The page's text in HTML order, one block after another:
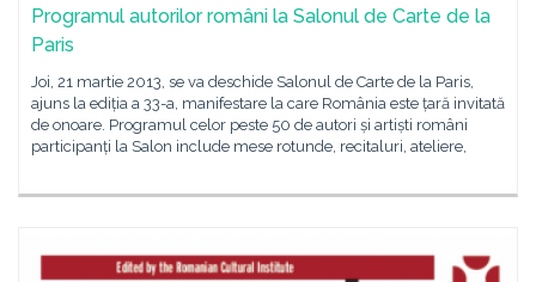
Programul autorilor români la Salonul de Carte de la
Paris
Joi, 21 martie 2013, se va deschide Salonul de Carte de la Paris,
ajuns la ediția a 33-a, manifestare la care România este țară invitată
de onoare. Programul celor peste 50 de autori și artiști români
participanți la Salon include mese rotunde, recitaluri, ateliere,